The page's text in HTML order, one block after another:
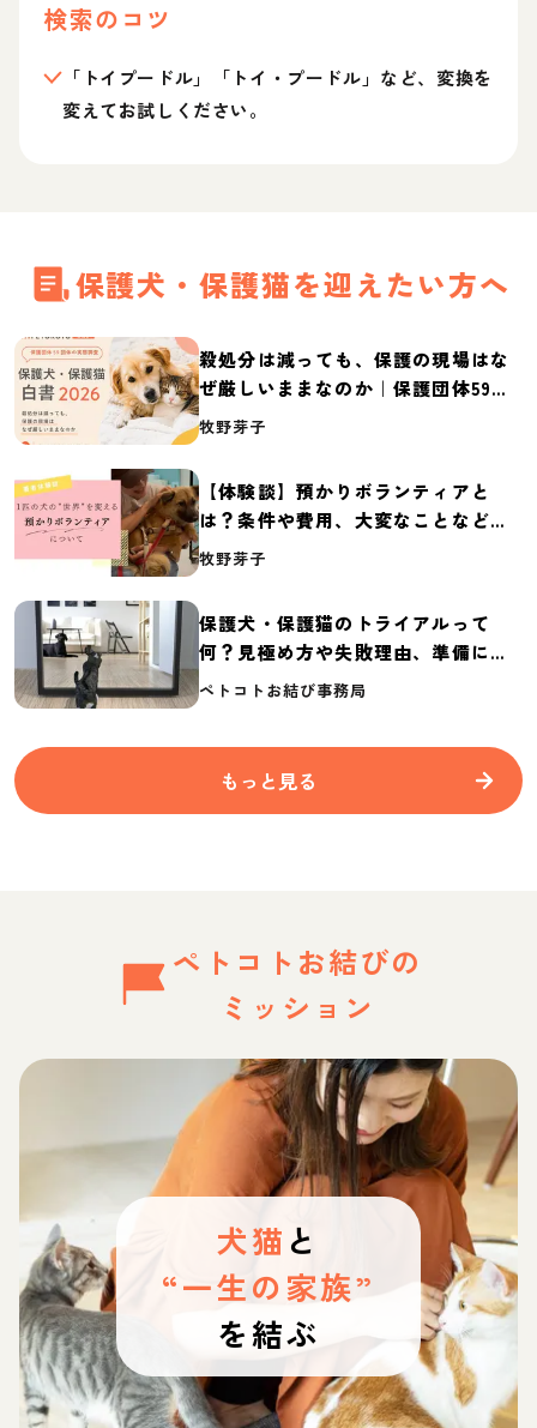
検索のコツ
「トイプードル」「トイ・プードル」など、変換を
変えてお試しください。
保護犬・保護猫を迎えたい方へ
殺処分は減っても、保護の現場はな
ぜ厳しいままなのか｜保護団体59団
体の実態調査【保護犬・保護猫白書
牧野芽子
【体験談】預かりボランティアと
は？条件や費用、大変なことなど紹
介
牧野芽子
保護犬・保護猫のトライアルって
何？見極め方や失敗理由、準備に必
要なものを紹介
ペトコトお結び事務局
もっと見る
ペトコトお結びの
ミッション
犬猫 と
“一生の家族”
を結ぶ